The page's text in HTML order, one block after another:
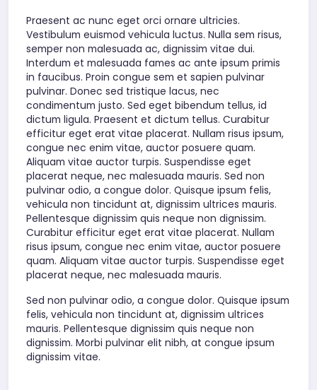
Praesent ac nunc eget orci ornare ultricies.
Vestibulum euismod vehicula luctus. Nulla sem risus,
semper non malesuada ac, dignissim vitae dui.
Interdum et malesuada fames ac ante ipsum primis
in faucibus. Proin congue sem et sapien pulvinar
pulvinar. Donec sed tristique lacus, nec
condimentum justo. Sed eget bibendum tellus, id
dictum ligula. Praesent et dictum tellus. Curabitur
efficitur eget erat vitae placerat. Nullam risus ipsum,
congue nec enim vitae, auctor posuere quam.
Aliquam vitae auctor turpis. Suspendisse eget
placerat neque, nec malesuada mauris. Sed non
pulvinar odio, a congue dolor. Quisque ipsum felis,
vehicula non tincidunt at, dignissim ultrices mauris.
Pellentesque dignissim quis neque non dignissim.
Curabitur efficitur eget erat vitae placerat. Nullam
risus ipsum, congue nec enim vitae, auctor posuere
quam. Aliquam vitae auctor turpis. Suspendisse eget
placerat neque, nec malesuada mauris.
Sed non pulvinar odio, a congue dolor. Quisque ipsum
felis, vehicula non tincidunt at, dignissim ultrices
mauris. Pellentesque dignissim quis neque non
dignissim. Morbi pulvinar elit nibh, at congue ipsum
dignissim vitae.